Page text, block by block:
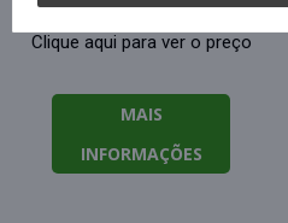
Clique aqui para ver o preço
MAIS
INFORMAÇÕES